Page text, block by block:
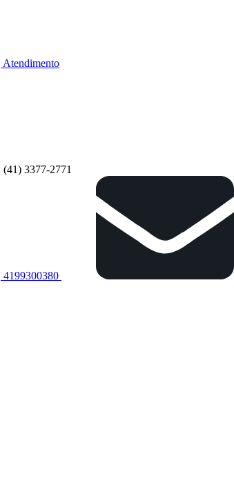
Atendimento
(41) 3377-2771
4199300380